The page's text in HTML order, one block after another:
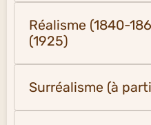
Réalisme (1840-
(1925)
Surréalisme (à